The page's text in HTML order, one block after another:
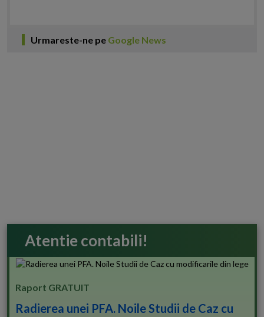
Urmareste-ne pe Google News
Atentie contabili!
Raport GRATUIT
Radierea unei PFA. Noile Studii de Caz cu